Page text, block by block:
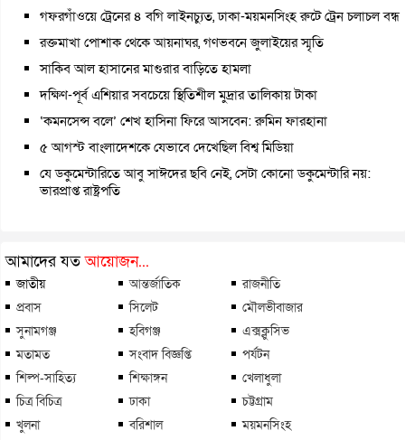
গফরগাঁওয়ে ট্রেনের ৪ বগি লাইনচ্যুত, ঢাকা-ময়মনসিংহ রুটে ট্রেন চলাচল বন্ধ
রক্তমাখা পোশাক থেকে আয়নাঘর, গণভবনে জুলাইয়ের স্মৃতি
সাকিব আল হাসানের মাগুরার বাড়িতে হামলা
দক্ষিণ-পূর্ব এশিয়ার সবচেয়ে স্থিতিশীল মুদ্রার তালিকায় টাকা
‘কমনসেন্স বলে’ শেখ হাসিনা ফিরে আসবেন: রুমিন ফারহানা
৫ আগস্ট বাংলাদেশকে যেভাবে দেখেছিল বিশ্ব মিডিয়া
যে ডকুমেন্টারিতে আবু সাঈদের ছবি নেই, সেটা কোনো ডকুমেন্টারি নয়:
ভারপ্রাপ্ত রাষ্ট্রপতি
আমাদের যতআয়োজন...
জাতীয় আন্তর্জাতিক
রাজনীতি
প্রবাস
সিলেট
মৌলভীবাজার
সুনামগঞ্জ
হবিগঞ্জ
এক্সক্লুসিভ
মতামত
সংবাদ বিজ্ঞপ্তি
পর্যটন
শিল্প-সাহিত্য
শিক্ষাঙ্গন
খেলাধুলা
চিত্র বিচিত্র
ঢাকা
চট্টগ্রাম
খুলনা
বরিশাল ময়মনসিংহ